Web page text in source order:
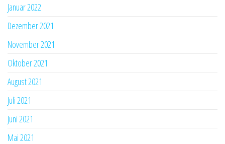
Januar 2022
Dezember 2021
November 2021
Oktober 2021
August 2021
Juli 2021
Juni 2021
Mai 2021